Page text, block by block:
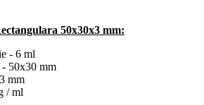
50x30x3 mm:
- 6 ml
50x30 mm
mm
/ ml